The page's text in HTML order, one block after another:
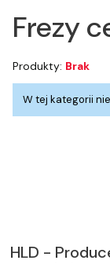
Frezy
Produkty: Brak
Lista
W tej kategorii
HLD -